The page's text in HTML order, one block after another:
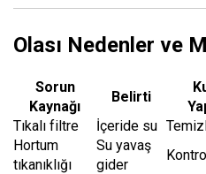
Olası Nedenler ve
Sorun
Kaynağı
Belirti
Tıkalı filtre
İçeride su
Hortum
tıkanıklığı
Su yavaş
gider